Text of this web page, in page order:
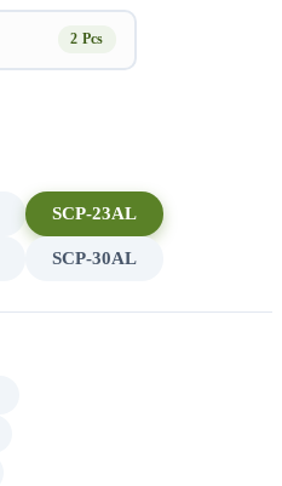
2 Pcs
SCP-23AL
SCP-30AL